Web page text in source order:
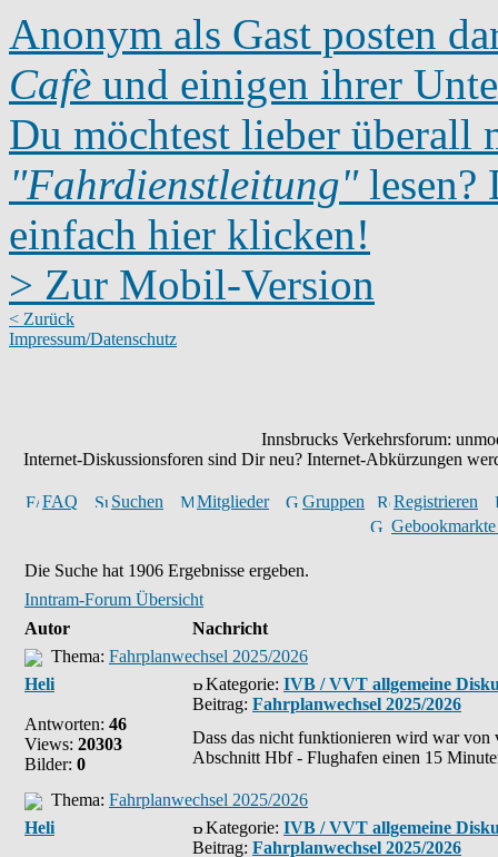
Anonym als Gast posten
Cafè und einigen ihrer
Du möchtest lieber überall
"Fahrdienstleitung"lesen?
einfach hier klicken!
> Zur Mobil-Version
< Zurück
Impressum/Datenschutz
Innsbrucks Verkehrsforum:
Internet-Diskussionsforen sind Dir neu? Internet-Abkürzungen
FAQ Suchen Mitglieder Gruppen
Registrieren
Die Suche hat 1906 Ergebnisse ergeben.
Inntram-Forum Übersicht
Autor
Nachricht
Thema: Fahrplanwechsel 2025/2026
Heli
Antworten: 46
Views: 20303
Bilder: 0
Kategorie: IVB / VVT allgemeine
Beitrag: Fahrplanwechsel 2025/2026
Dass das nicht funktionieren wird war von
Abschnitt Hbf - Flughafen einen 15
Thema: Fahrplanwechsel 2025/2026
Heli
Kategorie: IVB / VVT allgemeine
Beitrag: Fahrplanwechsel 2025/2026